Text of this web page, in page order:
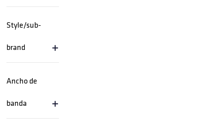
Style/sub-
brand +
Ancho de
banda +